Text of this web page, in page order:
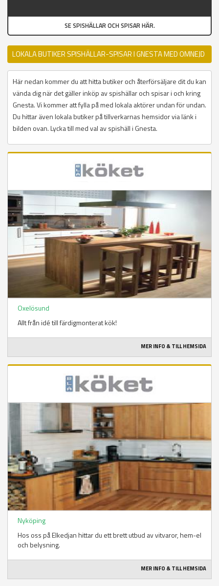
SE SPISHÄLLAR OCH SPISAR HÄR.
LOKALA BUTIKER SPISHÄLLAR-SPISAR I GNESTA MED OMNEJD
Här nedan kommer du att hitta butiker och återförsäljare dit du kan
vända dig när det gäller inköp av spishällar och spisar i och kring
Gnesta. Vi kommer att fylla på med lokala aktörer undan för undan.
Du hittar även lokala butiker på tillverkarnas hemsidor via länk i
bilden ovan. Lycka till med val av spishäll i Gnesta.
Oxelösund
Allt från idé till färdigmonterat kök!
MER INFO & TILL HEMSIDA
Nyköping
Hos oss på Elkedjan hittar du ett brett utbud av vitvaror, hem-el
och belysning.
MER INFO & TILL HEMSIDA